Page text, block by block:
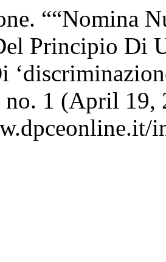
““Nomina
Principio Di
no. 1 (April 19,